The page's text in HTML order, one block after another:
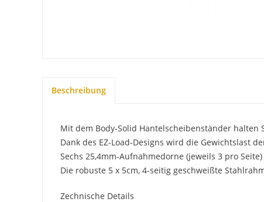
Beschreibung
Mit dem Body-Solid Hantelscheibenständer
Dank des EZ-Load-Designs wird die Gewichtslast
Sechs 25,4mm-Aufnahmedorne (jeweils 3 pro
Die robuste 5 x 5cm, 4-seitig geschweißte
Zechnische Details